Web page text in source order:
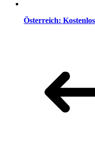
Österreich: